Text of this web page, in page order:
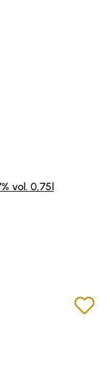
5 Sternen
vol. 0,75l